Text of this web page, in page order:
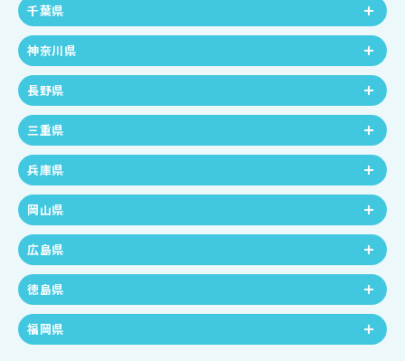
千葉県
神奈川県
長野県
三重県
兵庫県
岡山県
広島県
徳島県
福岡県